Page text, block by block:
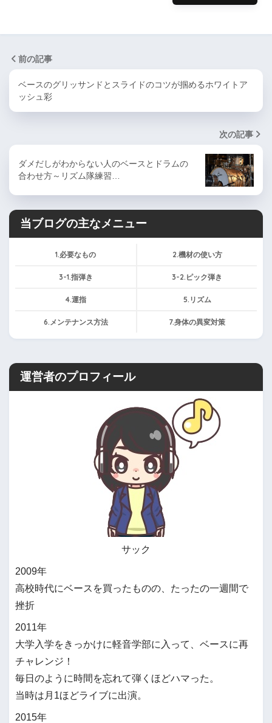
前の記事
ベースのグリッサンドとスライドのコツが掴めるホワイトア
ッシュ彩
次の記事
ダメだしがわからない人のベースとドラムの
合わせ方～リズム隊練習…
当ブログの主なメニュー
1.必要なもの 2.機材の使い方
3-1.指弾き 3-2.ピック弾き
4.運指 5.リズム
6.メンテナンス方法 7.身体の異変対策
運営者のプロフィール
サック
2009年
高校時代にベースを買ったものの、たったの一週間で
挫折
2011年
大学入学をきっかけに軽音学部に入って、ベースに再
チャレンジ！
毎日のように時間を忘れて弾くほどハマった。
当時は月1ほどライブに出演。
2015年